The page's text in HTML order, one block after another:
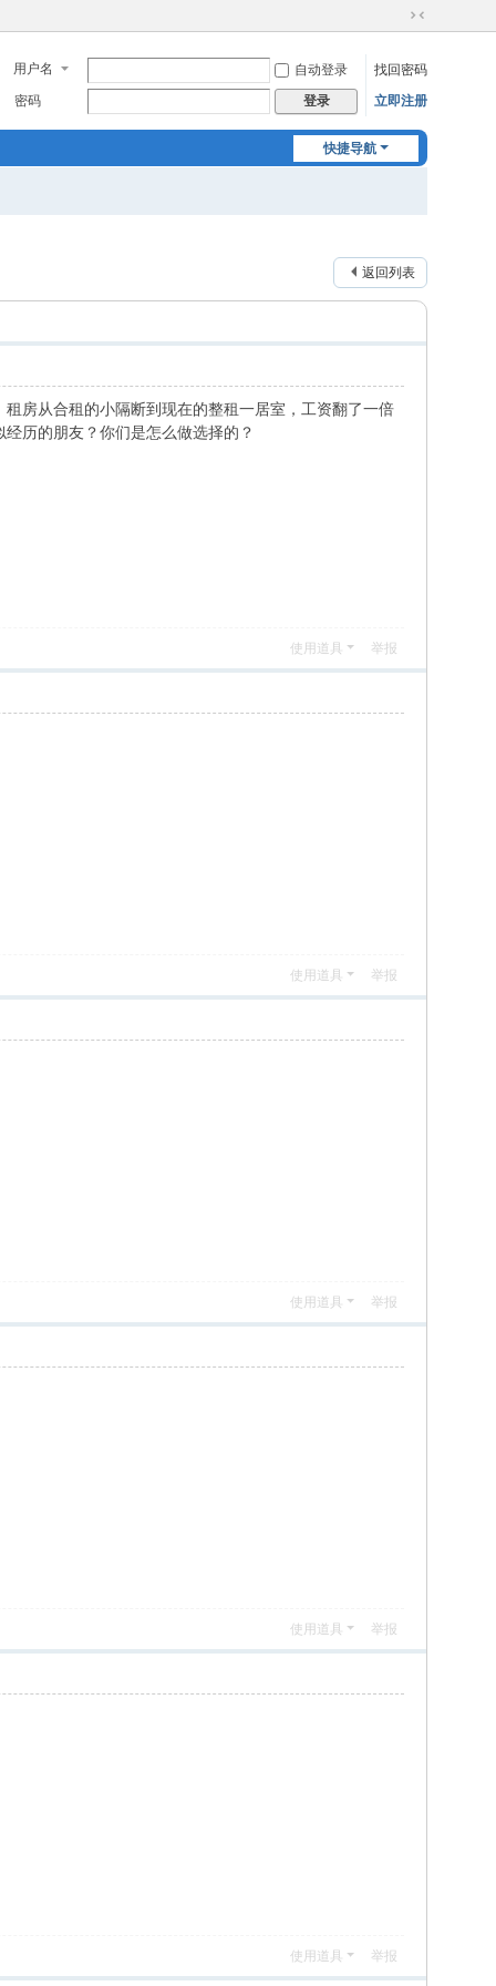
切
到
窄
用户名 自动登录
找回密码
密码
登录 立即注册
快捷导航
返回列表
房从合租的小隔断到现在的整租一居室，工资翻了一倍
历的朋友？你们是怎么做选择的？
使用道具 举报
使用道具 举报
使用道具 举报
使用道具 举报
使用道具 举报